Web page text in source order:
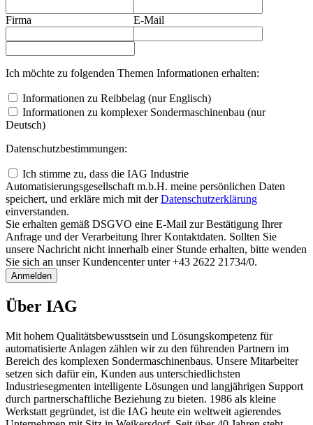
Firma E-Mail
Ich möchte zu folgenden Themen Informationen erhalten:
Informationen zu Reibbelag (nur Englisch)
Informationen zu komplexer Sondermaschinenbau (nur
Deutsch)
Datenschutzbestimmungen:
Ich stimme zu, dass die IAG Industrie
Automatisierungsgesellschaft m.b.H. meine persönlichen Daten
speichert, und erkläre mich mit derDaten­schutz­erklärung
einverstanden.
Sie erhalten gemäß DSGVO eine E-Mail zur Bestätigung Ihrer
Anfrage und der Verarbeitung Ihrer Kontaktdaten. Sollten Sie
unsere Nachricht nicht innerhalb einer Stunde erhalten, bitte wenden
Sie sich an unser Kundencenter unter +43 2622 21734/0.
Anmelden
Über IAG
Mit hohem Qualitätsbewusstsein und Lösungskompetenz für
automatisierte Anlagen zählen wir zu den führenden Partnern im
Bereich des komplexen Sondermaschinenbaus. Unsere Mitarbeiter
setzen sich dafür ein, Kunden aus unterschiedlichsten
Industriesegmenten intelligente Lösungen und langjährigen Support
durch partnerschaftliche Beziehung zu bieten. 1986 als kleine
Werkstatt gegründet, ist die IAG heute ein weltweit agierendes